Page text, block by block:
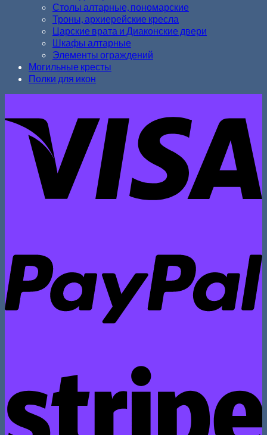
Столы алтарные, пономарские
Троны, архиерейские кресла
Царские врата и Диаконские двери
Шкафы алтарные
Элементы ограждений
Могильные кресты
Полки для икон